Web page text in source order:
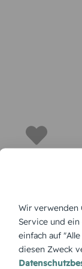
e
Wir verwenden
Service und
einfach auf
diesen Zweck